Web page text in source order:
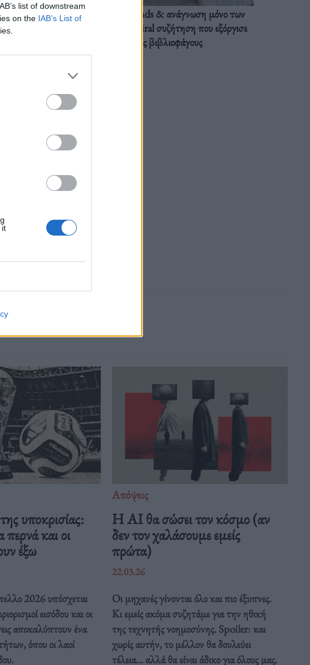
list of downstream
on the IAB’s List of
it
BookTok trends & ανάγνωση μόνο των
διαλόγων: Η viral συζήτηση που εξόργισε
τους βιβλιοφάγους
υποκρισίας:
και οι
έξω
2026 υπόσχεται
εισόδου και οι
αποκαλύπτουν ένα
όπου οι λαοί
Απόψεις
Η AI θα σώσει τον κόσμο (αν
δεν τον χαλάσουμε εμείς
πρώτα)
22.03.26
Οι μηχανές γίνονται όλο και πιο έξυπνες.
Κι εμείς ακόμα συζητάμε για την ηθική
της τεχνητής νοημοσύνης. Spoiler: και
χωρίς αυτήν, το μέλλον θα δουλεύει
τέλεια... αλλά θα είναι άδικο για όλους μας.